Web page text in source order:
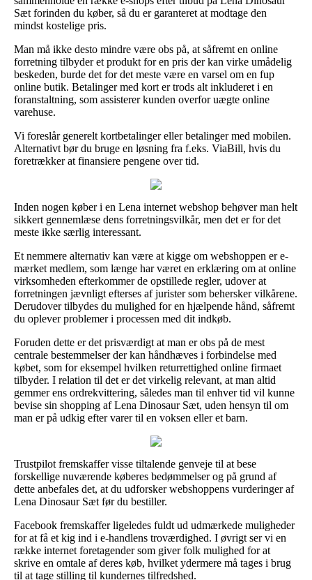
Sæt forinden du køber, så du er garanteret at modtage den
mindst kostelige pris.
Man må ikke desto mindre være obs på, at såfremt en online
forretning tilbyder et produkt for en pris der kan virke umådelig
beskeden, burde det for det meste være en varsel om en fup
online butik. Betalinger med kort er trods alt inkluderet i en
foranstaltning, som assisterer kunden overfor uægte online
varehuse.
Vi foreslår generelt kortbetalinger eller betalinger med mobilen.
Alternativt bør du bruge en løsning fra f.eks. ViaBill, hvis du
foretrækker at finansiere pengene over tid.
Inden nogen køber i en Lena internet webshop behøver man helt
sikkert gennemlæse dens forretningsvilkår, men det er for det
meste ikke særlig interessant.
Et nemmere alternativ kan være at kigge om webshoppen er e-
mærket medlem, som længe har været en erklæring om at online
virksomheden efterkommer de opstillede regler, udover at
forretningen jævnligt efterses af jurister som behersker vilkårene.
Derudover tilbydes du mulighed for en hjælpende hånd, såfremt
du oplever problemer i processen med dit indkøb.
Foruden dette er det prisværdigt at man er obs på de mest
centrale bestemmelser der kan håndhæves i forbindelse med
købet, som for eksempel hvilken returrettighed online firmaet
tilbyder. I relation til det er det virkelig relevant, at man altid
gemmer ens ordrekvittering, således man til enhver tid vil kunne
bevise sin shopping af Lena Dinosaur Sæt, uden hensyn til om
man er på udkig efter varer til en voksen eller et barn.
Trustpilot fremskaffer visse tiltalende genveje til at bese
forskellige nuværende køberes bedømmelser og på grund af
dette anbefales det, at du udforsker webshoppens vurderinger af
Lena Dinosaur Sæt før du bestiller.
Facebook fremskaffer ligeledes fuldt ud udmærkede muligheder
for at få et kig ind i e-handlens troværdighed. I øvrigt ser vi en
række internet foretagender som giver folk mulighed for at
skrive en omtale af deres køb, hvilket ydermere må tages i brug
til at tage stilling til kundernes tilfredshed.